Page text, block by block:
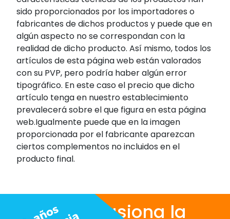
sido proporcionados por los importadores o
fabricantes de dichos productos y puede que en
algún aspecto no se correspondan con la
realidad de dicho producto. Así mismo, todos los
artículos de esta página web están valorados
con su PVP, pero podría haber algún error
tipográfico. En este caso el precio que dicho
artículo tenga en nuestro establecimiento
prevalecerá sobre el que figura en esta página
web.Igualmente puede que en la imagen
proporcionada por el fabricante aparezcan
ciertos complementos no incluidos en el
producto final.
Nos apasiona la